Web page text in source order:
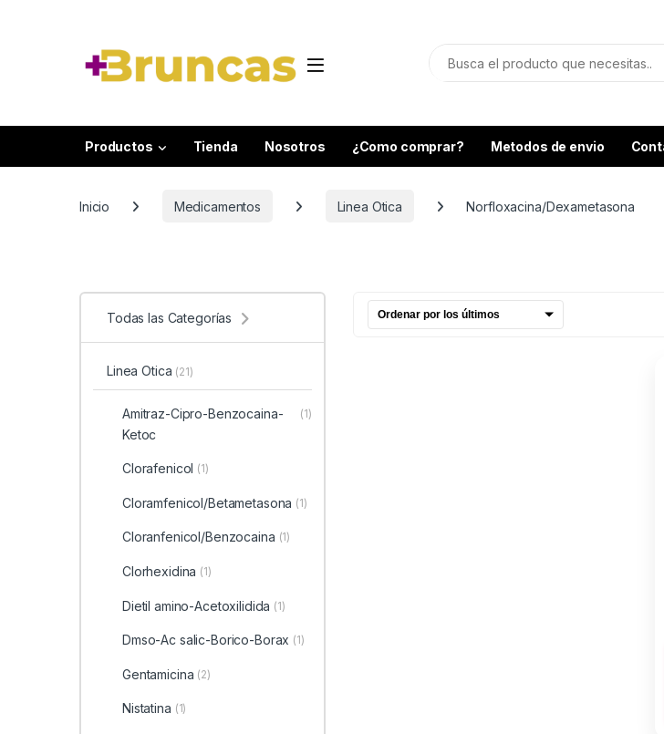
Productos Tienda Nosotros ¿Como comprar? Metodos de envio
Inicio Medicamentos Linea Otica Norfloxacina/Dexametasona
Todas las Categorías
Linea Otica (21)
Amitraz-Cipro-Benzocaina-
Ketoc
(1)
Clorafenicol (1)
Cloramfenicol/Betametasona (1)
Cloranfenicol/Benzocaina (1)
Clorhexidina (1)
Dietil amino-Acetoxilidida (1)
Dmso-Ac salic-Borico-Borax (1)
Gentamicina (2)
Nistatina (1)